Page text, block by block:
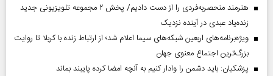
هنرمند منحصر‌به‌فردی را از دست دادیم/ پخش ۲ مجموعه تلویزیونی جدید
زنده‌یاد عبدی در آینده نزدیک
ویژه‌برنامه‌های اربعین شبکه‌های سیما اعلام شد؛ از ارتباط زنده با کربلا تا روایت
بزرگ‌ترین اجتماع معنوی جهان
پزشکیان: باید دشمن را وادار کنیم به آنچه امضا کرده پایبند بماند